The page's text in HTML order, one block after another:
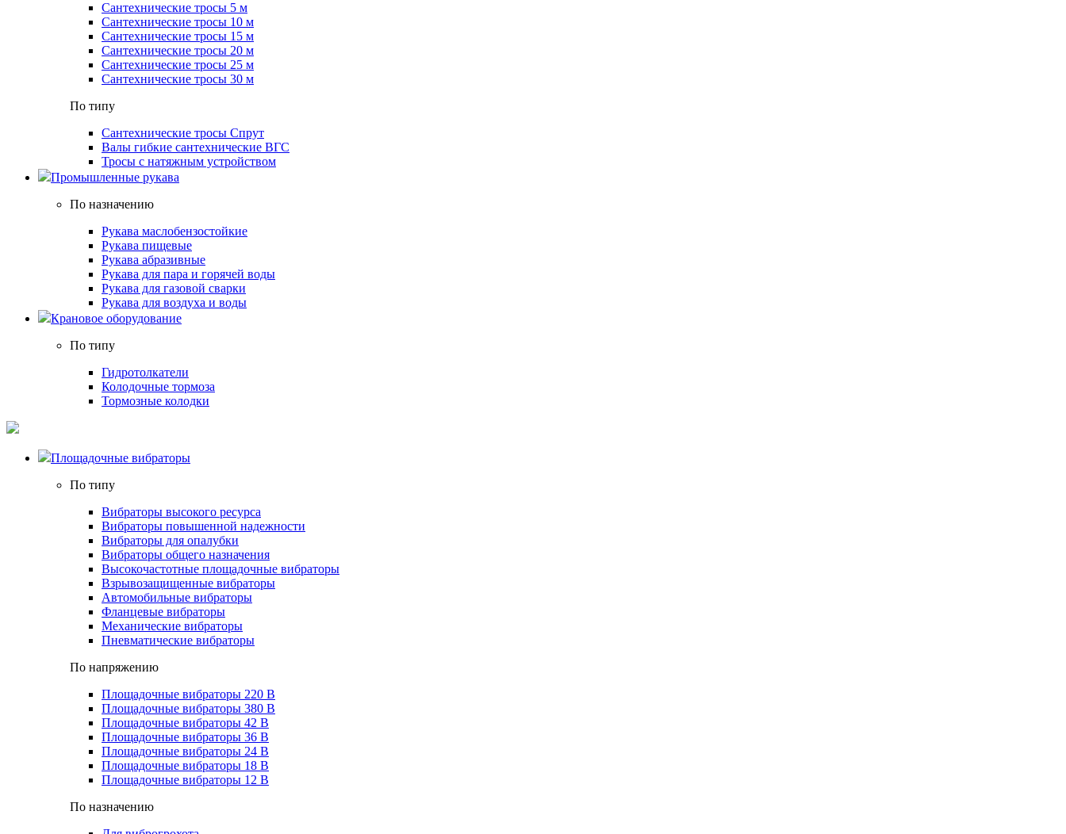
Сантехнические тросы 5 м
Сантехнические тросы 10 м
Сантехнические тросы 15 м
Сантехнические тросы 20 м
Сантехнические тросы 25 м
Сантехнические тросы 30 м
По типу
Сантехнические тросы Спрут
Валы гибкие сантехнические ВГС
Тросы с натяжным устройством
Промышленные рукава
По назначению
Рукава маслобензостойкие
Рукава пищевые
Рукава абразивные
Рукава для пара и горячей воды
Рукава для газовой сварки
Рукава для воздуха и воды
Крановое оборудование
По типу
Гидротолкатели
Колодочные тормоза
Тормозные колодки
Площадочные вибраторы
По типу
Вибраторы высокого ресурса
Вибраторы повышенной надежности
Вибраторы для опалубки
Вибраторы общего назначения
Высокочастотные площадочные вибраторы
Взрывозащищенные вибраторы
Автомобильные вибраторы
Фланцевые вибраторы
Механические вибраторы
Пневматические вибраторы
По напряжению
Площадочные вибраторы 220 В
Площадочные вибраторы 380 В
Площадочные вибраторы 42 В
Площадочные вибраторы 36 В
Площадочные вибраторы 24 В
Площадочные вибраторы 18 В
Площадочные вибраторы 12 В
По назначению